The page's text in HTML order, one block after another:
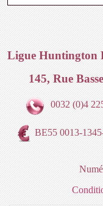
Ligue Huntington
145, Rue
0032 (0)4
BE55 0013-